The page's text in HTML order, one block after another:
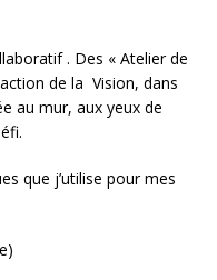
. Des « Atelier de
de la Vision, dans
au mur, aux yeux de
que j’utilise pour mes